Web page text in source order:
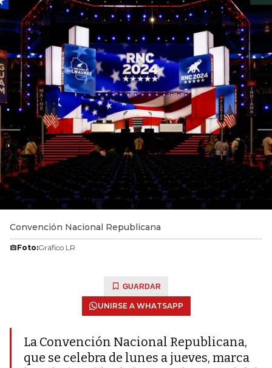
Convención Nacional Republicana
Foto:Gráfico LR
GUARDAR
UNIRSE A WHATSAPP
La Convención Nacional Republicana,
que se celebra de lunes a jueves, marca